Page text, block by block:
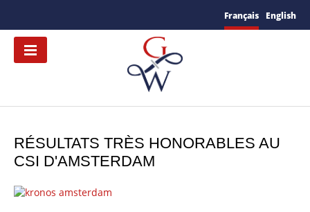
Français English
RÉSULTATS TRÈS HONORABLES AU
CSI D'AMSTERDAM